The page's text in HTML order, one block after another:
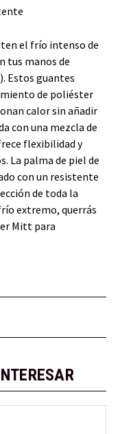
el frío intenso de
tus manos de
Estos guantes
de poliéster
calor sin añadir
con una mezcla de
flexibilidad y
La palma de piel de
con un resistente
de toda la
extremo, querrás
Mitt para